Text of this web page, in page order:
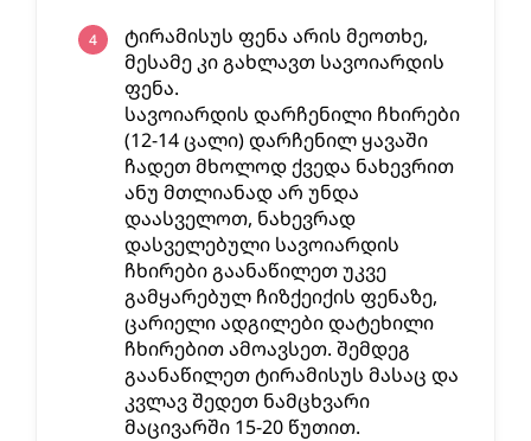
ტირამისუს ფენა არის მეოთხე,
მესამე კი გახლავთ სავოიარდის
ფენა.
სავოიარდის დარჩენილი ჩხირები
(12-14 ცალი) დარჩენილ ყავაში
ჩადეთ მხოლოდ ქვედა ნახევრით
ანუ მთლიანად არ უნდა
დაასველოთ, ნახევრად
დასველებული სავოიარდის
ჩხირები გაანაწილეთ უკვე
გამყარებულ ჩიზქეიქის ფენაზე,
ცარიელი ადგილები დატეხილი
ჩხირებით ამოავსეთ. შემდეგ
გაანაწილეთ ტირამისუს მასაც და
კვლავ შედეთ ნამცხვარი
მაცივარში 15-20 წუთით.